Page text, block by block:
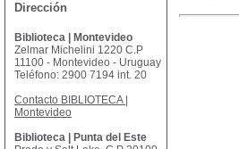
Dirección
Biblioteca | Montevideo
Zelmar Michelini 1220 C.P
11100 - Montevideo - Uruguay
Teléfono: 2900 7194 int. 20
Contacto BIBLIOTECA |
Montevideo
Biblioteca | Punta del Este